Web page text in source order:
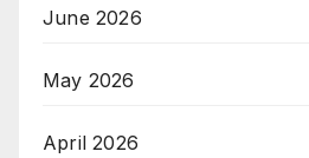
June 2026
May 2026
April 2026